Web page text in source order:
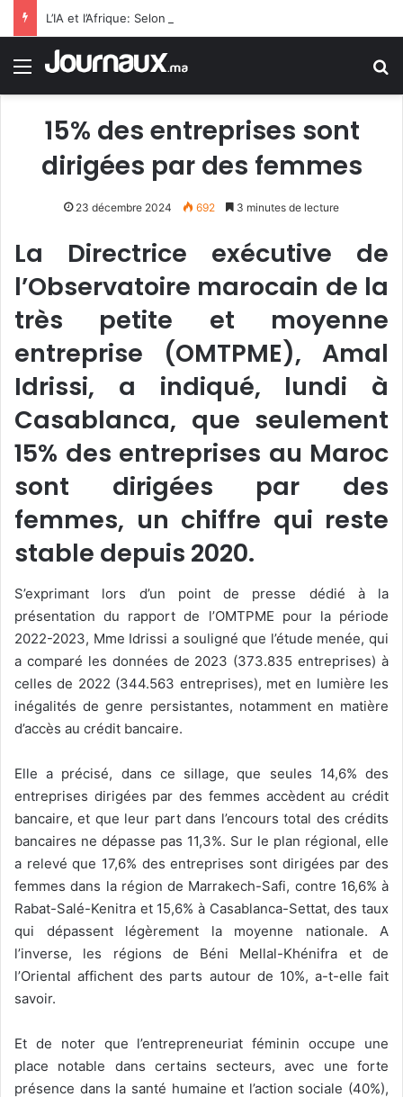
Menu
15% des entreprises sont
dirigées par des femmes
23 décembre 2024 692 3 minutes de lecture
La Directrice exécutive de
l’Observatoire marocain de la
très petite et moyenne
entreprise (OMTPME), Amal
Idrissi, a indiqué, lundi à
Casablanca, que seulement
15% des entreprises au Maroc
sont dirigées par des
femmes, un chiffre qui reste
stable depuis 2020.
S’exprimant lors d’un point de presse dédié à la
présentation du rapport de l’OMTPME pour la période
2022-2023, Mme Idrissi a souligné que l’étude menée, qui
a comparé les données de 2023 (373.835 entreprises) à
celles de 2022 (344.563 entreprises), met en lumière les
inégalités de genre persistantes, notamment en matière
d’accès au crédit bancaire.
Elle a précisé, dans ce sillage, que seules 14,6% des
entreprises dirigées par des femmes accèdent au crédit
bancaire, et que leur part dans l’encours total des crédits
bancaires ne dépasse pas 11,3%. Sur le plan régional, elle
a relevé que 17,6% des entreprises sont dirigées par des
femmes dans la région de Marrakech-Safi, contre 16,6% à
Rabat-Salé-Kenitra et 15,6% à Casablanca-Settat, des taux
qui dépassent légèrement la moyenne nationale. A
l’inverse, les régions de Béni Mellal-Khénifra et de
l’Oriental affichent des parts autour de 10%, a-t-elle fait
savoir.
Et de noter que l’entrepreneuriat féminin occupe une
place notable dans certains secteurs, avec une forte
présence dans la santé humaine et l’action sociale (40%),